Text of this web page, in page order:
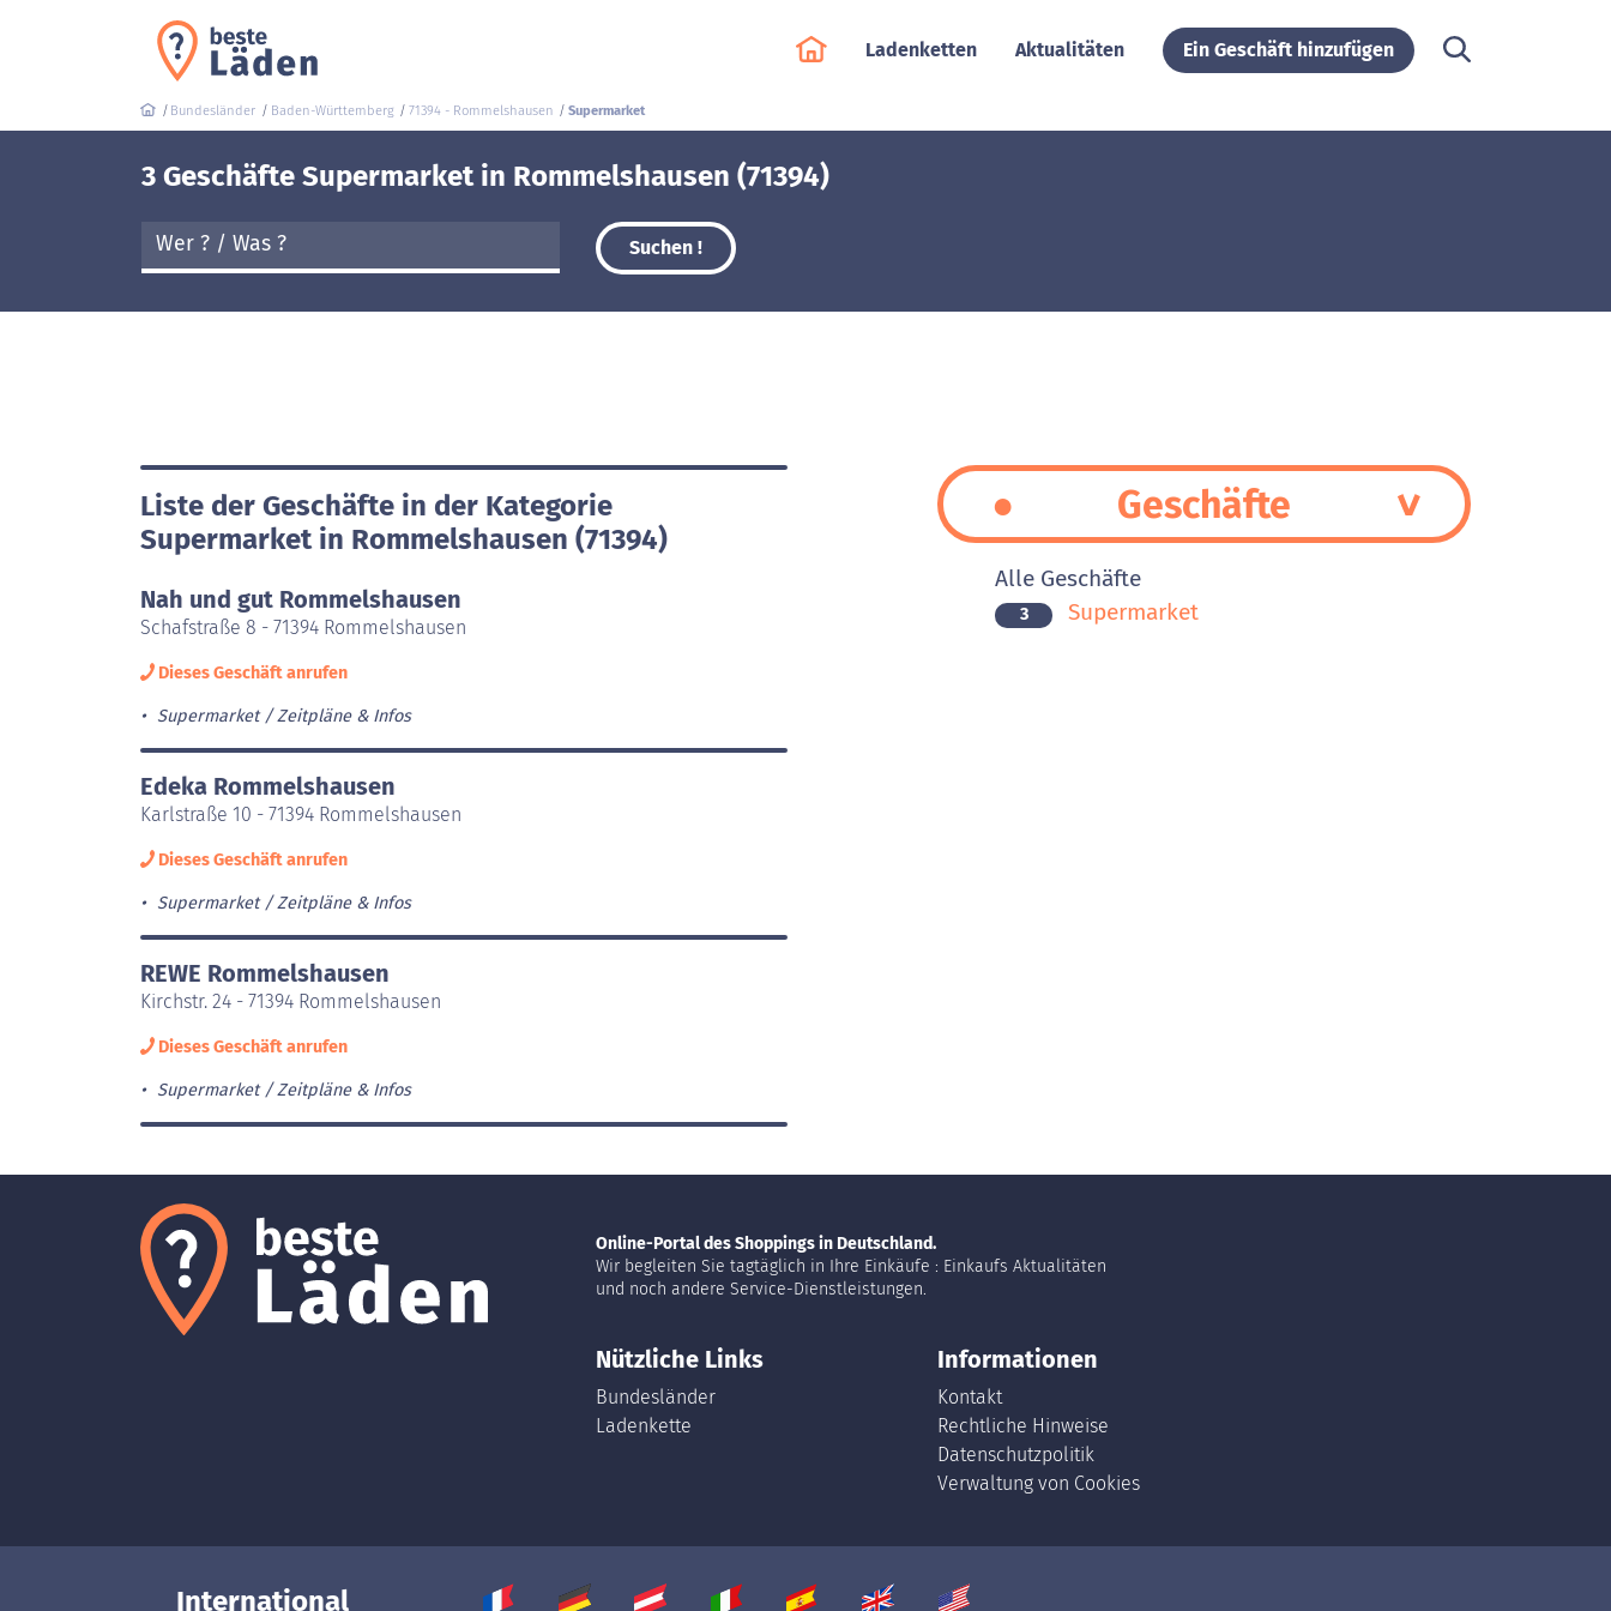
Ladenketten Aktualitäten Ein Geschäft hinzufügen
Bundesländer Baden-Württemberg 71394 - Rommelshausen Supermarket
3 Geschäfte Supermarket in Rommelshausen (71394)
Suchen !
Liste der Geschäfte in der Kategorie
Supermarket in Rommelshausen (71394)
Nah und gut Rommelshausen
Schafstraße 8 - 71394 Rommelshausen
Dieses Geschäft anrufen
Supermarket Zeitpläne & Infos
Edeka Rommelshausen
Karlstraße 10 - 71394 Rommelshausen
Dieses Geschäft anrufen
Supermarket Zeitpläne & Infos
REWE Rommelshausen
Kirchstr. 24 - 71394 Rommelshausen
Dieses Geschäft anrufen
Supermarket Zeitpläne & Infos
Geschäfte
Alle Geschäfte
3 Supermarket
Online-Portal des Shoppings in Deutschland.
Wir begleiten Sie tagtäglich in Ihre Einkäufe : Einkaufs Aktualitäten
und noch andere Service-Dienstleistungen.
Nützliche Links
Bundesländer
Ladenkette
Informationen
Kontakt
Rechtliche Hinweise
Datenschutzpolitik
Verwaltung von Cookies
International